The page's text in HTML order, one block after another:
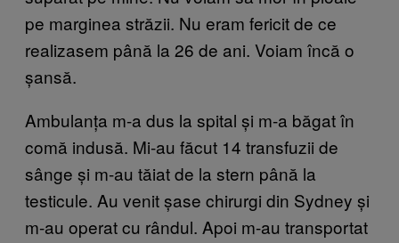
pe marginea străzii. Nu eram fericit de ce
realizasem până la 26 de ani. Voiam încă o
șansă.
Ambulanța m-a dus la spital și m-a băgat în
comă indusă. Mi-au făcut 14 transfuzii de
sânge și m-au tăiat de la stern până la
testicule. Au venit șase chirurgi din Sydney și
m-au operat cu rândul. Apoi m-au transportat